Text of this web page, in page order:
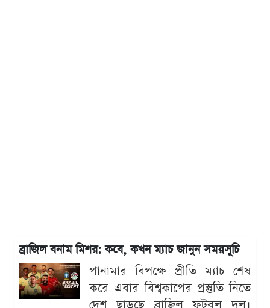
ব্রাজিল বনাম মিশর: কবে, কখন ম্যাচ জানুন সময়সূচি
পানামার বিপক্ষে প্রীতি ম্যাচ শেষ
করে এবার বিশ্বকাপের প্রস্তুতি নিতে